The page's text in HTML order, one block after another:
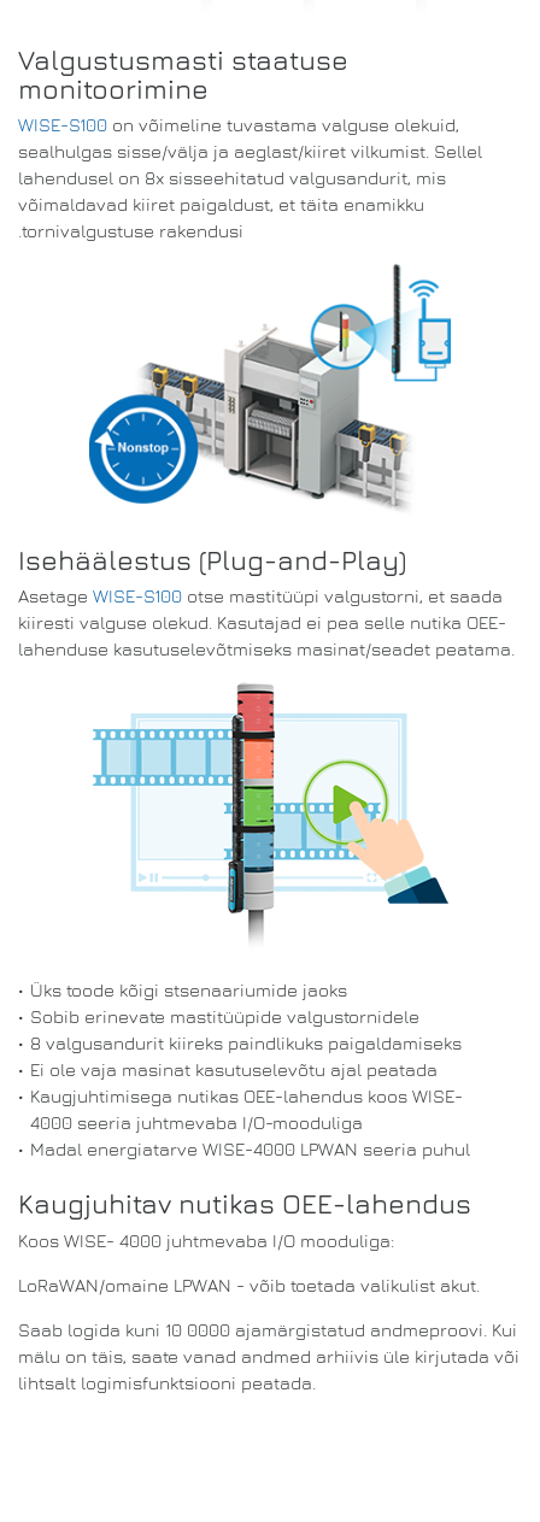
Valgustusmasti staatuse
monitoorimine
WISE-S100 on võimeline tuvastama valguse olekuid,
sealhulgas sisse/välja ja aeglast/kiiret vilkumist. Sellel
lahendusel on 8x sisseehitatud valgusandurit, mis
võimaldavad kiiret paigaldust, et täita enamikku
tornivalgustuse rakendusi.
Isehäälestus (Plug-and-Play)
Asetage WISE-S100 otse mastitüüpi valgustorni, et saada
kiiresti valguse olekud. Kasutajad ei pea selle nutika OEE-
lahenduse kasutuselevõtmiseks masinat/seadet peatama.
• Üks toode kõigi stsenaariumide jaoks
• Sobib erinevate mastitüüpide valgustornidele
• 8 valgusandurit kiireks paindlikuks paigaldamiseks
• Ei ole vaja masinat kasutuselevõtu ajal peatada
• Kaugjuhtimisega nutikas OEE-lahendus koos WISE-
4000 seeria juhtmevaba I/O-mooduliga
• Madal energiatarve WISE-4000 LPWAN seeria puhul
Kaugjuhitav nutikas OEE-lahendus
Koos WISE- 4000 juhtmevaba I/O mooduliga:
LoRaWAN/omaine LPWAN - võib toetada valikulist akut.
Saab logida kuni 10 0000 ajamärgistatud andmeproovi. Kui
mälu on täis, saate vanad andmed arhiivis üle kirjutada või
lihtsalt logimisfunktsiooni peatada.